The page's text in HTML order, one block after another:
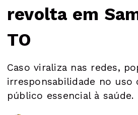
revolta em
TO
Caso viraliza nas redes,
irresponsabilidade no uso
público essencial à saúde.